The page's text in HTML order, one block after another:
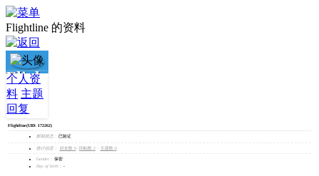
Flightline 的资料
Flightline
个人资
料 主题
回复
Flightline(UID: 172262)
邮箱状态： 已验证
统计信息： 好友数 0 回帖数 2 主题数 0
Gender： 保密
Day of birth： -